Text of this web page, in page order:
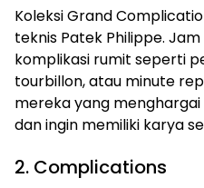
Koleksi Grand
teknis Patek Philippe.
komplikasi rumit seperti
tourbillon, atau minute
mereka yang
dan ingin memiliki karya
2. Complications